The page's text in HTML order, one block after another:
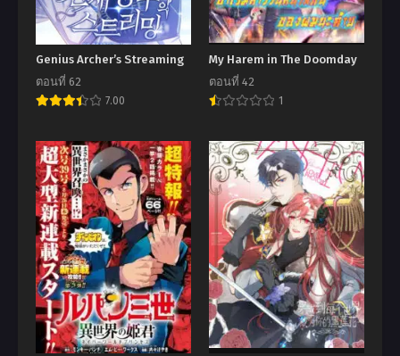
Genius Archer’s Streaming
ตอนที่ 62
7.00
My Harem in The Doomday
ตอนที่ 42
1